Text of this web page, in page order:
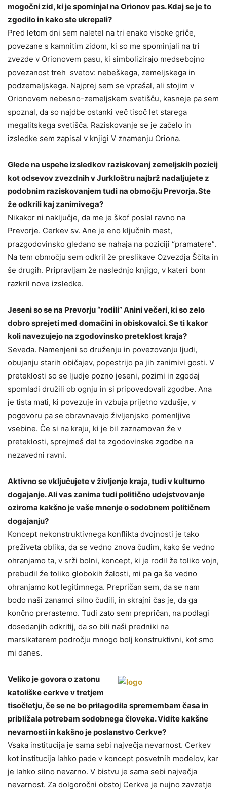
mogočni zid, ki je spominjal na Orionov pas. Kdaj se je to
zgodilo in kako ste ukrepali?
Pred letom dni sem naletel na tri enako visoke griče,
povezane s kamnitim zidom, ki so me spominjali na tri
zvezde v Orionovem pasu, ki simbolizirajo medsebojno
povezanost treh svetov: nebeškega, zemeljskega in
podzemeljskega. Najprej sem se vprašal, ali stojim v
Orionovem nebesno-zemeljskem svetišču, kasneje pa sem
spoznal, da so najdbe ostanki več tisoč let starega
megalitskega svetišča. Raziskovanje se je začelo in
izsledke sem zapisal v knjigi V znamenju Oriona.
Glede na uspehe izsledkov raziskovanj zemeljskih pozicij
kot odsevov zvezdnih v Jurkloštru najbrž nadaljujete z
podobnim raziskovanjem tudi na območju Prevorja. Ste
že odkrili kaj zanimivega?
Nikakor ni naključje, da me je škof poslal ravno na
Prevorje. Cerkev sv. Ane je eno ključnih mest,
prazgodovinsko gledano se nahaja na poziciji “pramatere”.
Na tem območju sem odkril že preslikave Ozvezdja Ščita in
še drugih. Pripravljam že naslednjo knjigo, v kateri bom
razkril nove izsledke.
Jeseni so se na Prevorju “rodili” Anini večeri, ki so zelo
dobro sprejeti med domačini in obiskovalci. Se ti kakor
koli navezujejo na zgodovinsko preteklost kraja?
Seveda. Namenjeni so druženju in povezovanju ljudi,
obujanju starih običajev, popestrijo pa jih zanimivi gosti. V
preteklosti so se ljudje pozno jeseni, pozimi in zgodaj
spomladi družili ob ognju in si pripovedovali zgodbe. Ana
je tista mati, ki povezuje in vzbuja prijetno vzdušje, v
pogovoru pa se obravnavajo življenjsko pomenljive
vsebine. Če si na kraju, ki je bil zaznamovan že v
preteklosti, sprejmeš del te zgodovinske zgodbe na
nezavedni ravni.
Aktivno se vključujete v življenje kraja, tudi v kulturno
dogajanje. Ali vas zanima tudi politično udejstvovanje
oziroma kakšno je vaše mnenje o sodobnem političnem
dogajanju?
Koncept nekonstruktivnega konflikta dvojnosti je tako
preživeta oblika, da se vedno znova čudim, kako še vedno
ohranjamo ta, v srži bolni, koncept, ki je rodil že toliko vojn,
prebudil že toliko globokih žalosti, mi pa ga še vedno
ohranjamo kot legitimnega. Prepričan sem, da se nam
bodo naši zanamci silno čudili, in skrajni čas je, da ga
končno prerastemo. Tudi zato sem prepričan, na podlagi
dosedanjih odkritij, da so bili naši predniki na
marsikaterem področju mnogo bolj konstruktivni, kot smo
mi danes.
Veliko je govora o zatonu
katoliške cerkve v tretjem
tisočletju, če se ne bo prilagodila spremembam časa in
približala potrebam sodobnega človeka. Vidite kakšne
nevarnosti in kakšno je poslanstvo Cerkve?
Vsaka institucija je sama sebi največja nevarnost. Cerkev
kot institucija lahko pade v koncept posvetnih modelov, kar
je lahko silno nevarno. V bistvu je sama sebi največja
nevarnost. Za dolgoročni obstoj Cerkve je nujno zavzetje